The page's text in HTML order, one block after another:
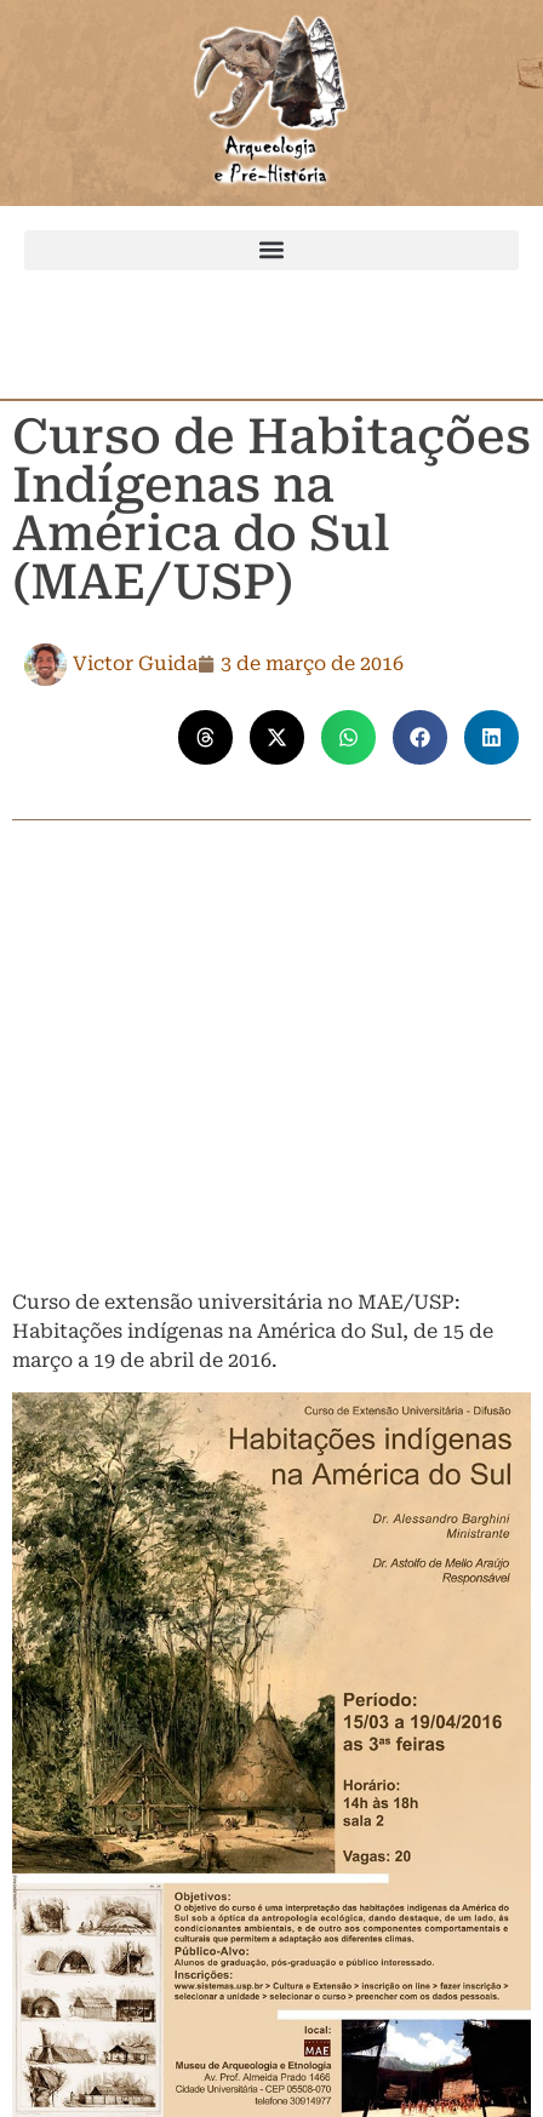
Curso de Habitações
Indígenas na
América do Sul
(MAE/USP)
Victor Guida 3 de março de 2016
Curso de extensão universitária no MAE/USP:
Habitações indígenas na América do Sul, de 15 de
março a 19 de abril de 2016.